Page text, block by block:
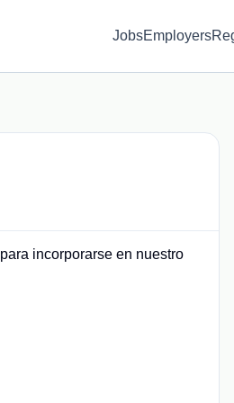
JobsEmployers
para incorporarse en nuestro